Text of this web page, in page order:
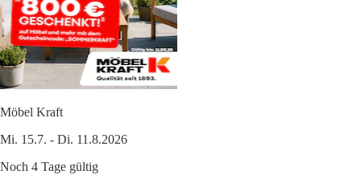
Möbel Kraft
Mi. 15.7. - Di. 11.8.2026
Noch 4 Tage gültig